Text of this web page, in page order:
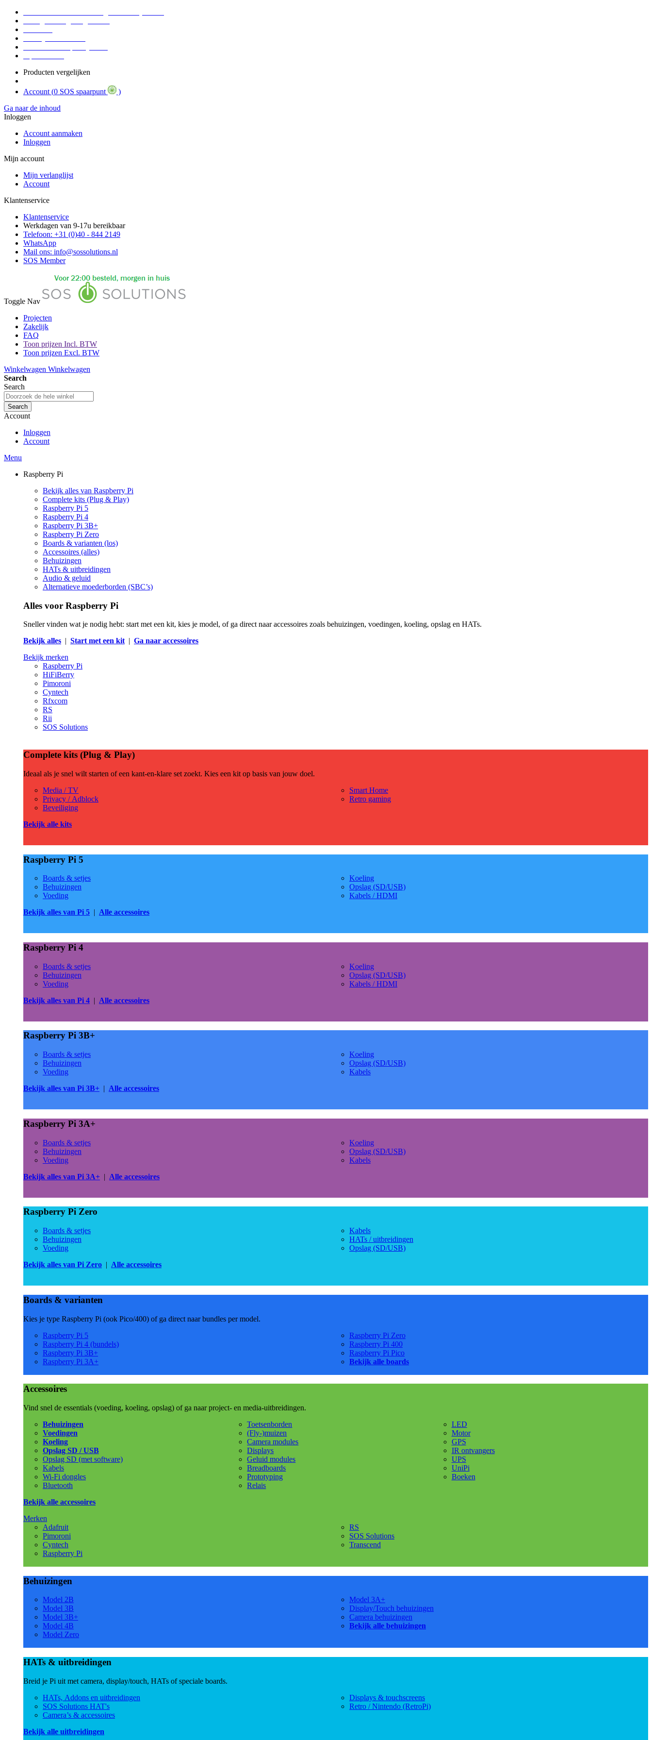
Producten vergelijken
Account (0 SOS spaarpunt
)
Ga naar de inhoud
Inloggen
Account aanmaken
Inloggen
Mijn account
Mijn verlanglijst
Account
Klantenservice
Klantenservice
Werkdagen van 9-17u bereikbaar
Telefoon: +31 (0)40 - 844 2149
WhatsApp
Mail ons: info@sossolutions.nl
SOS Member
Toggle Nav
Projecten
Zakelijk
FAQ
Toon prijzen Incl. BTW
Toon prijzen Excl. BTW
Winkelwagen Winkelwagen
Search
Search
Search
Account
Inloggen
Account
Menu
Raspberry Pi
Bekijk alles van Raspberry Pi
Complete kits (Plug & Play)
Raspberry Pi 5
Raspberry Pi 4
Raspberry Pi 3B+
Raspberry Pi Zero
Boards & varianten (los)
Accessoires (alles)
Behuizingen
HATs & uitbreidingen
Audio & geluid
Alternatieve moederborden (SBC’s)
Alles voor Raspberry Pi
Sneller vinden wat je nodig hebt: start met een kit, kies je model, of ga direct naar accessoires zoals behuizingen, voedingen, koeling, opslag en HATs.
Bekijk alles | Start met een kit| Ga naar accessoires
Bekijk merken
Raspberry Pi
HiFiBerry
Pimoroni
Cyntech
Rfxcom
RS
Rii
SOS Solutions
Complete kits (Plug & Play)
Ideaal als je snel wilt starten of een kant-en-klare set zoekt. Kies een kit op basis van jouw doel.
Media / TV
Privacy / Adblock
Beveiliging
Smart Home
Retro gaming
Bekijk alle kits
Raspberry Pi 5
Boards & setjes
Behuizingen
Voeding
Koeling
Opslag (SD/USB)
Kabels / HDMI
Bekijk alles van Pi 5 | Alle accessoires
Raspberry Pi 4
Boards & setjes
Behuizingen
Voeding
Koeling
Opslag (SD/USB)
Kabels / HDMI
Bekijk alles van Pi 4 | Alle accessoires
Raspberry Pi 3B+
Boards & setjes
Behuizingen
Voeding
Koeling
Opslag (SD/USB)
Kabels
Bekijk alles van Pi 3B+ | Alle accessoires
Raspberry Pi 3A+
Boards & setjes
Behuizingen
Voeding
Koeling
Opslag (SD/USB)
Kabels
Bekijk alles van Pi 3A+ | Alle accessoires
Raspberry Pi Zero
Boards & setjes
Behuizingen
Voeding
Kabels
HATs / uitbreidingen
Opslag (SD/USB)
Bekijk alles van Pi Zero | Alle accessoires
Boards & varianten
Kies je type Raspberry Pi (ook Pico/400) of ga direct naar bundles per model.
Raspberry Pi 5
Raspberry Pi 4 (bundels)
Raspberry Pi 3B+
Raspberry Pi 3A+
Raspberry Pi Zero
Raspberry Pi 400
Raspberry Pi Pico
Bekijk alle boards
Accessoires
Vind snel de essentials (voeding, koeling, opslag) of ga naar project- en media-uitbreidingen.
Behuizingen
Voedingen
Koeling
Opslag SD / USB
Opslag SD (met software)
Kabels
Wi-Fi dongles
Bluetooth
Toetsenborden
(Fly-)muizen
Camera modules
Displays
Geluid modules
Breadboards
Prototyping
Relais
LED
Motor
GPS
IR ontvangers
UPS
UniPi
Boeken
Bekijk alle accessoires
Merken
Adafruit
Pimoroni
Cyntech
Raspberry Pi
RS
SOS Solutions
Transcend
Behuizingen
Model 2B
Model 3B
Model 3B+
Model 4B
Model Zero
Model 3A+
Display/Touch behuizingen
Camera behuizingen
Bekijk alle behuizingen
HATs & uitbreidingen
Breid je Pi uit met camera, display/touch, HATs of speciale boards.
HATs, Addons en uitbreidingen
SOS Solutions HAT's
Camera’s & accessoires
Displays & touchscreens
Retro / Nintendo (RetroPi)
Bekijk alle uitbreidingen